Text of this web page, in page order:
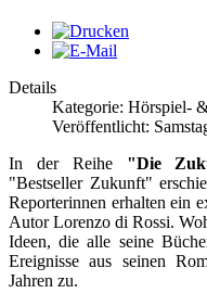
Details
Kategorie: Hörspiel-
Veröffentlicht:
In der Reihe"Die
"Bestseller Zukunft"
Reporterinnen erhalten ein
Autor Lorenzo di Rossi.
Ideen, die alle seine
Ereignisse aus seinen
Jahren zu.